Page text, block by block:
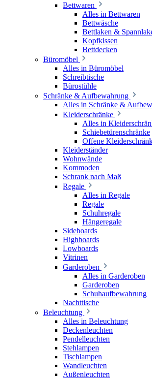
Bettwaren
Alles in Bettwaren
Bettwäsche
Bettlaken &
Kopfkissen
Bettdecken
Büromöbel
Alles in Büromöbel
Schreibtische
Bürostühle
Schränke & Aufbewahrung
Alles in Schränke &
Kleiderschränke
Alles in
Schiebetürenschränke
Offene
Kleiderständer
Wohnwände
Kommoden
Schrank nach Maß
Regale
Alles in Regale
Regale
Schuhregale
Hängeregale
Sideboards
Highboards
Lowboards
Vitrinen
Garderoben
Alles in Garderoben
Garderoben
Schuhaufbewahrung
Nachttische
Beleuchtung
Alles in Beleuchtung
Deckenleuchten
Pendelleuchten
Stehlampen
Tischlampen
Wandleuchten
Außenleuchten